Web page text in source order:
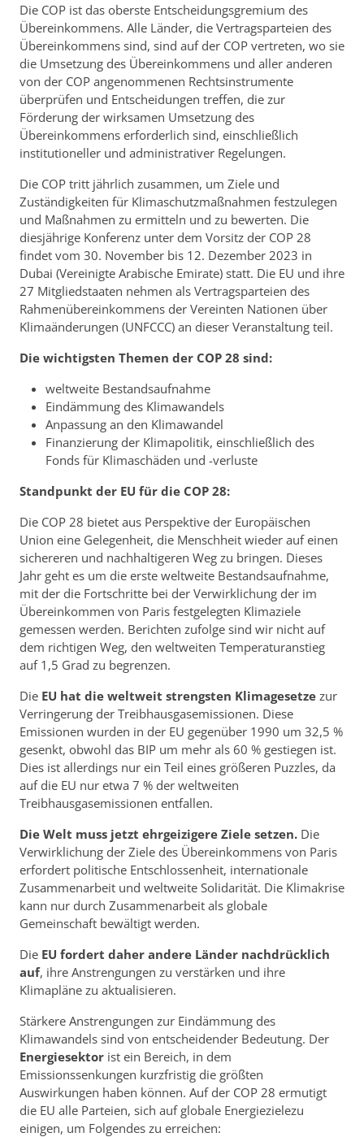
Die COP ist das oberste Entscheidungsgremium des
Übereinkommens. Alle Länder, die Vertragsparteien des
Übereinkommens sind, sind auf der COP vertreten, wo sie
die Umsetzung des Übereinkommens und aller anderen
von der COP angenommenen Rechtsinstrumente
überprüfen und Entscheidungen treffen, die zur
Förderung der wirksamen Umsetzung des
Übereinkommens erforderlich sind, einschließlich
institutioneller und administrativer Regelungen.
Die COP tritt jährlich zusammen, um Ziele und
Zuständigkeiten für Klimaschutzmaßnahmen festzulegen
und Maßnahmen zu ermitteln und zu bewerten. Die
diesjährige Konferenz unter dem Vorsitz der COP 28
findet vom 30. November bis 12. Dezember 2023 in
Dubai (Vereinigte Arabische Emirate) statt. Die EU und ihre
27 Mitgliedstaaten nehmen als Vertragsparteien des
Rahmenübereinkommens der Vereinten Nationen über
Klimaänderungen (UNFCCC) an dieser Veranstaltung teil.
Die wichtigsten Themen der COP 28 sind:
weltweite Bestandsaufnahme
Eindämmung des Klimawandels
Anpassung an den Klimawandel
Finanzierung der Klimapolitik, einschließlich des
Fonds für Klimaschäden und -verluste
Standpunkt der EU für die COP 28:
Die COP 28 bietet aus Perspektive der Europäischen
Union eine Gelegenheit, die Menschheit wieder auf einen
sichereren und nachhaltigeren Weg zu bringen. Dieses
Jahr geht es um die erste weltweite Bestandsaufnahme,
mit der die Fortschritte bei der Verwirklichung der im
Übereinkommen von Paris festgelegten Klimaziele
gemessen werden. Berichten zufolge sind wir nicht auf
dem richtigen Weg, den weltweiten Temperaturanstieg
auf 1,5 Grad zu begrenzen.
Die EU hat die weltweit strengsten Klimagesetze zur
Verringerung der Treibhausgasemissionen. Diese
Emissionen wurden in der EU gegenüber 1990 um 32,5 %
gesenkt, obwohl das BIP um mehr als 60 % gestiegen ist.
Dies ist allerdings nur ein Teil eines größeren Puzzles, da
auf die EU nur etwa 7 % der weltweiten
Treibhausgasemissionen entfallen.
Die Welt muss jetzt ehrgeizigere Ziele setzen. Die
Verwirklichung der Ziele des Übereinkommens von Paris
erfordert politische Entschlossenheit, internationale
Zusammenarbeit und weltweite Solidarität. Die Klimakrise
kann nur durch Zusammenarbeit als globale
Gemeinschaft bewältigt werden.
Die EU fordert daher andere Länder nachdrücklich
auf, ihre Anstrengungen zu verstärken und ihre
Klimapläne zu aktualisieren.
Stärkere Anstrengungen zur Eindämmung des
Klimawandels sind von entscheidender Bedeutung. Der
Energiesektor ist ein Bereich, in dem
Emissionssenkungen kurzfristig die größten
Auswirkungen haben können. Auf der COP 28 ermutigt
die EU alle Parteien, sich auf globale Energiezielezu
einigen, um Folgendes zu erreichen: